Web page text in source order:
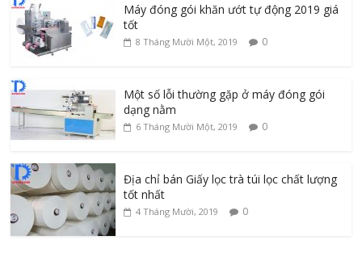
Máy đóng gói khăn ướt tự động 2019 giá
tốt
8 Tháng Mười Một, 2019 0
Một số lỗi thường gặp ở máy đóng gói
dạng nằm
6 Tháng Mười Một, 2019 0
Địa chỉ bán Giấy lọc trà túi lọc chất lượng
tốt nhất
4 Tháng Mười, 2019 0